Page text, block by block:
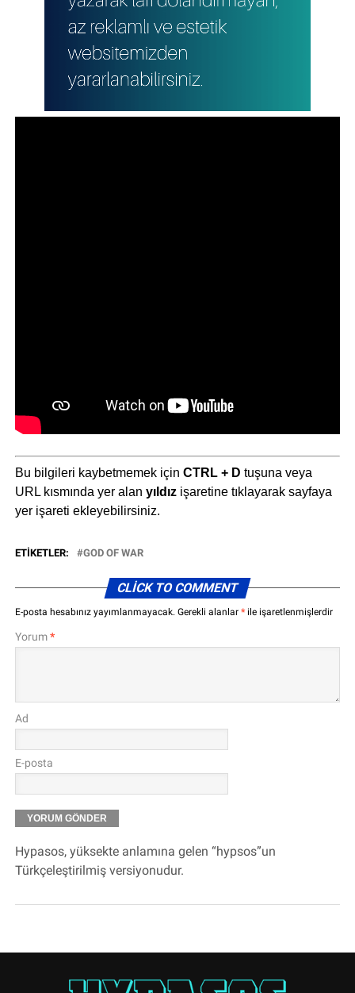
Bu bilgileri kaybetmemek için CTRL + D tuşuna veya
URL kısmında yer alan yıldızişaretine tıklayarak sayfaya
yer işareti ekleyebilirsiniz.
ETIKETLER: GOD OF WAR
CLICK TO COMMENT
E-posta hesabınız yayımlanmayacak. Gerekli alanlar *ile işaretlenmişlerdir
Yorum*
Ad
E-posta
Hypasos, yüksekte anlamına gelen “hypsos”un
Türkçeleştirilmiş versiyonudur.